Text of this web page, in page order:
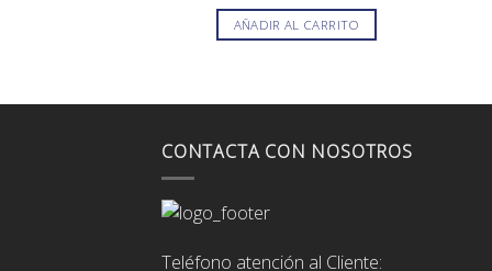
AÑADIR AL CARRITO
CONTACTA CON NOSOTROS
Teléfono atención al Cliente: